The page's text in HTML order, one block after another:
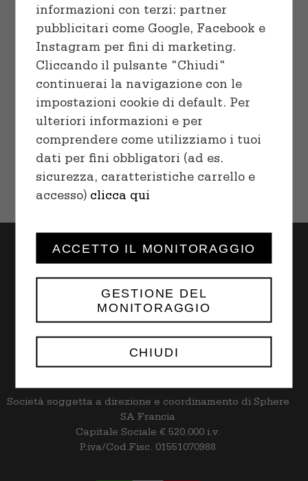
Choco Chip Cookies
$18.00–$32.00
Rapid S.p.A. | Via Trebocche n. 7/Q
Società soggetta a direzione e coordinamento di Sphere
SA Francia
Capitale Sociale € 520.000 i.v.
P.iva/Cod.Fisc. 01551070988
informazioni con terzi: partner
pubblicitari come Google, Facebook e
Instagram per fini di marketing.
Cliccando il pulsante "Chiudi"
continuerai la navigazione con le
impostazioni cookie di default. Per
ulteriori informazioni e per
comprendere come utilizziamo i tuoi
dati per fini obbligatori (ad es.
sicurezza, caratteristiche carrello e
accesso) clicca qui
CHIUDI
GESTIONE DEL
MONITORAGGIO
ACCETTO IL MONITORAGGIO